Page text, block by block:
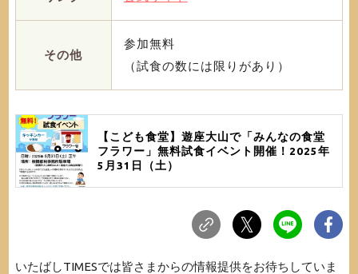
その他
参加無料
（試食の数には限りがあり）
【こども食堂】遊座大山で「みんなの食堂
フラワー」無料試食イベント開催！2025年
5月31日（土）
いたばしTIMESでは皆さまからの情報提供をお待ちしていま